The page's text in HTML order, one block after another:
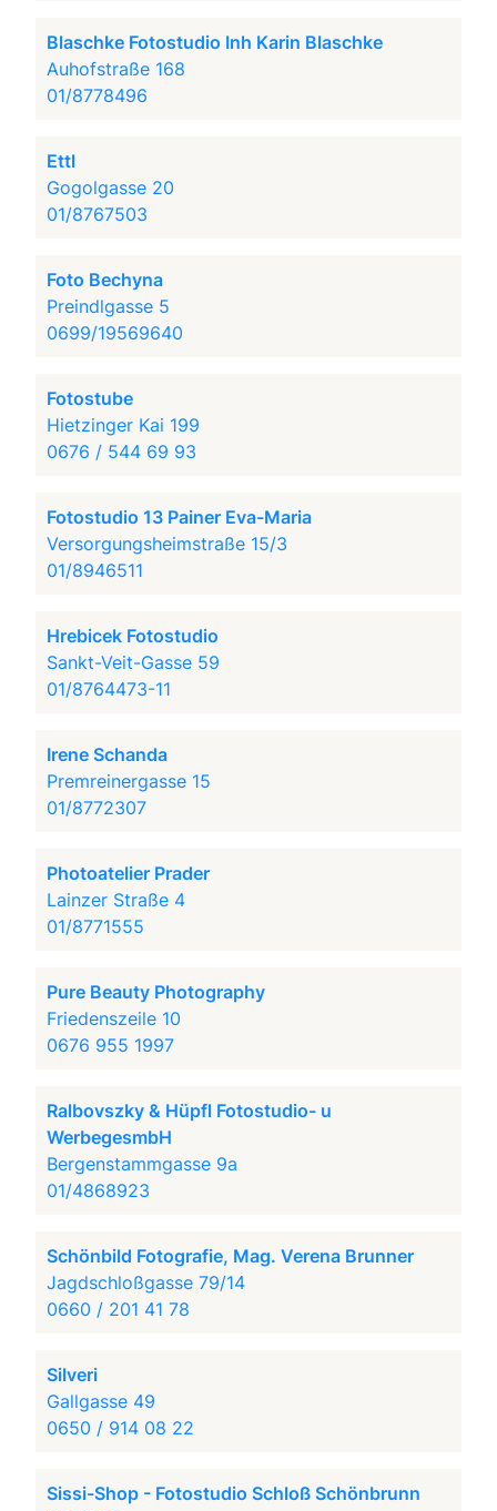
Blaschke Fotostudio Inh Karin Blaschke
Auhofstraße 168
01/8778496
Ettl
Gogolgasse 20
01/8767503
Foto Bechyna
Preindlgasse 5
0699/19569640
Fotostube
Hietzinger Kai 199
0676 / 544 69 93
Fotostudio 13 Painer Eva-Maria
Versorgungsheimstraße 15/3
01/8946511
Hrebicek Fotostudio
Sankt-Veit-Gasse 59
01/8764473-11
Irene Schanda
Premreinergasse 15
01/8772307
Photoatelier Prader
Lainzer Straße 4
01/8771555
Pure Beauty Photography
Friedenszeile 10
0676 955 1997
Ralbovszky & Hüpfl Fotostudio- u
WerbegesmbH
Bergenstammgasse 9a
01/4868923
Schönbild Fotografie, Mag. Verena Brunner
Jagdschloßgasse 79/14
0660 / 201 41 78
Silveri
Gallgasse 49
0650 / 914 08 22
Sissi-Shop - Fotostudio Schloß Schönbrunn